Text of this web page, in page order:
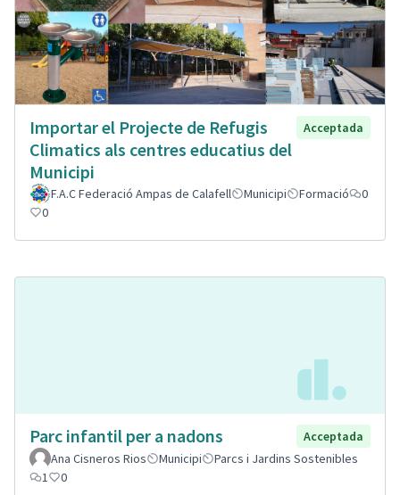
Importar el Projecte de Refugis
Climatics als centres educatius del
Municipi
Acceptada
F.A.C Federació Ampas de Calafell Municipi Formació
0
0
Parc infantil per a nadons
Acceptada
Ana Cisneros Rios
Municipi
Parcs i Jardins Sostenibles
1
0